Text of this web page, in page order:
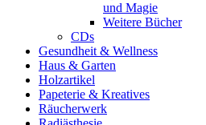
und Magie
Weitere Bücher
CDs
Gesundheit & Wellness
Haus & Garten
Holzartikel
Papeterie & Kreatives
Räucherwerk